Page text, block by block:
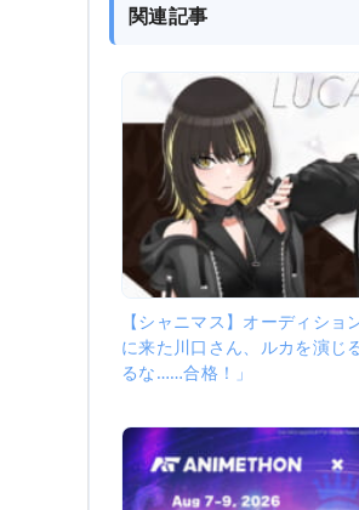
関連記事
【シャニマス】オーディショ
に来た川口さん、ルカを演じ
るな……合格！」